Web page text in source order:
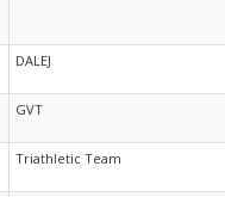
DALEJ
GVT
Triathletic Team